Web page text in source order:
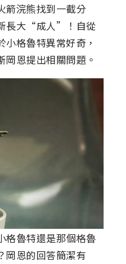
箭浣熊找到一截分
長大“成人”！自從
格魯特異常好奇，
恩提出相關問題。
魯特還是那個格魯
岡恩的回答簡潔有